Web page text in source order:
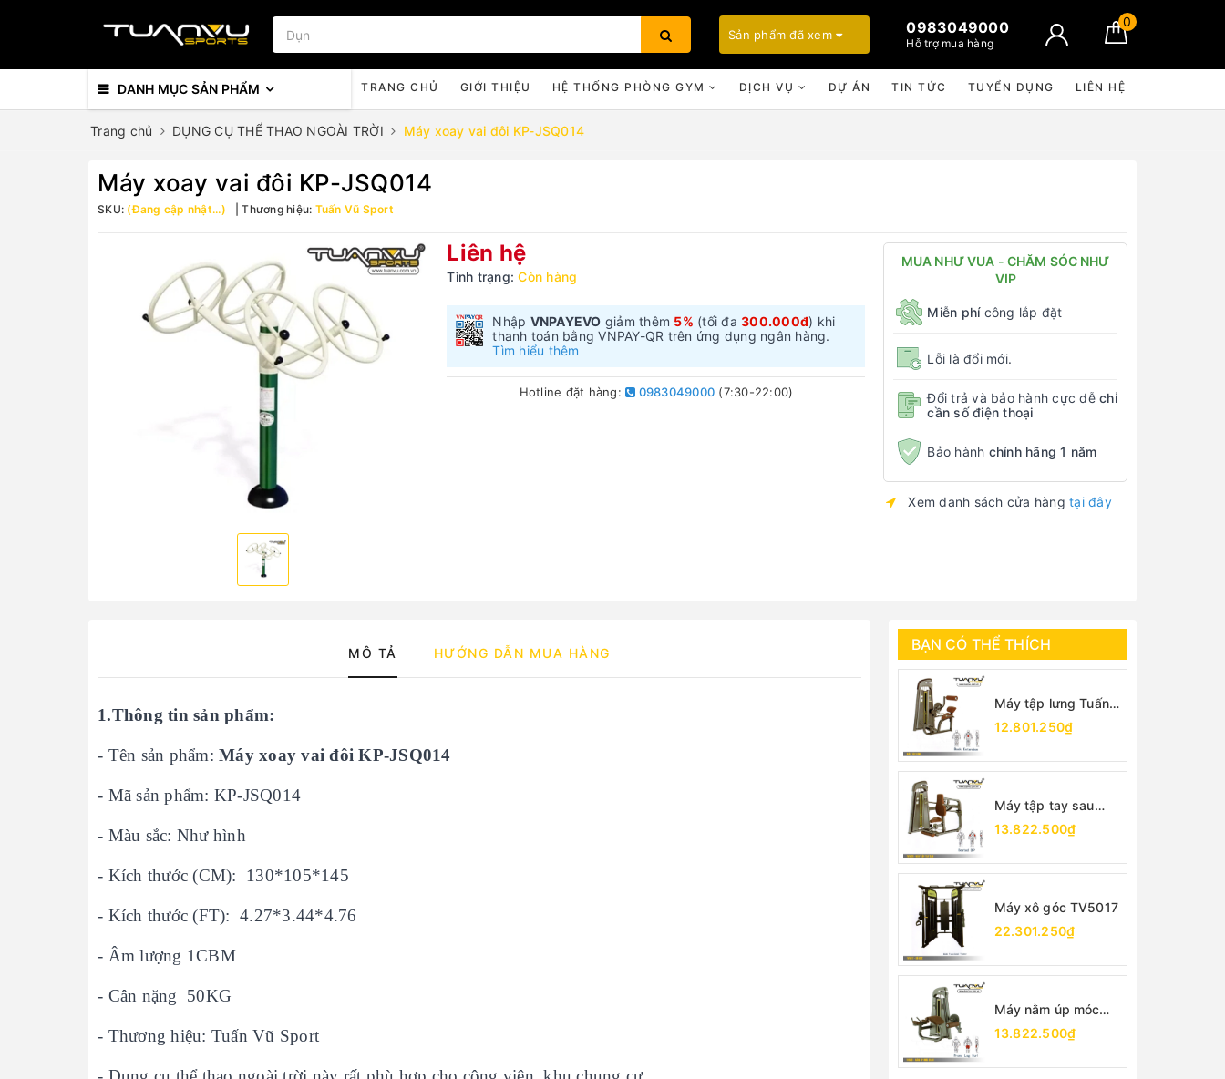
Sản phẩm đã xem 0983049000
Hỗ trợ mua hàng
0
DANH MỤC SẢN PHẨM TRANG CHỦ GIỚI THIỆU HỆ THỐNG PHÒNG GYM DỊCH VỤ DỰ ÁN TIN TỨC TUYỂN DỤNG LIÊN HỆ
Trang chủ DỤNG CỤ THỂ THAO NGOÀI TRỜI Máy xoay vai đôi KP-JSQ014
Máy xoay vai đôi KP-JSQ014
SKU: (Đang cập nhật...) Thương hiệu: Tuấn Vũ Sport
Liên hệ
Tình trạng: Còn hàng
Nhập VNPAYEVO giảm thêm 5% (tối đa300.000đ) khi
thanh toán bằng VNPAY-QR trên ứng dụng ngân hàng.
Tìm hiểu thêm
Hotline đặt hàng: 0983049000 (7:30-22:00)
MUA NHƯ VUA - CHĂM SÓC NHƯ
VIP
Miễn phícông lắp đặt
Lỗi là đổi mới.
Đổi trả và bảo hành cực dễchỉ
cần số điện thoại
Bảo hành chính hãng 1 năm
Xem danh sách cửa hàngtại đây
MÔ TẢ HƯỚNG DẪN MUA HÀNG
1.Thông tin sản phẩm:
- Tên sản phẩm: Máy xoay vai đôi KP-JSQ014
- Mã sản phẩm: KP-JSQ014
- Màu sắc: Như hình
- Kích thước (CM): 130*105*145
- Kích thước (FT): 4.27*3.44*4.76
- Âm lượng 1CBM
- Cân nặng 50KG
- Thương hiệu: Tuấn Vũ Sport
BẠN CÓ THỂ THÍCH
Máy tập lưng Tuấn
Vũ
12.801.250₫
Máy tập tay sau
TV5026
13.822.500₫
Máy xô góc TV5017
22.301.250₫
Máy nằm úp móc
chân TV5001
13.822.500₫